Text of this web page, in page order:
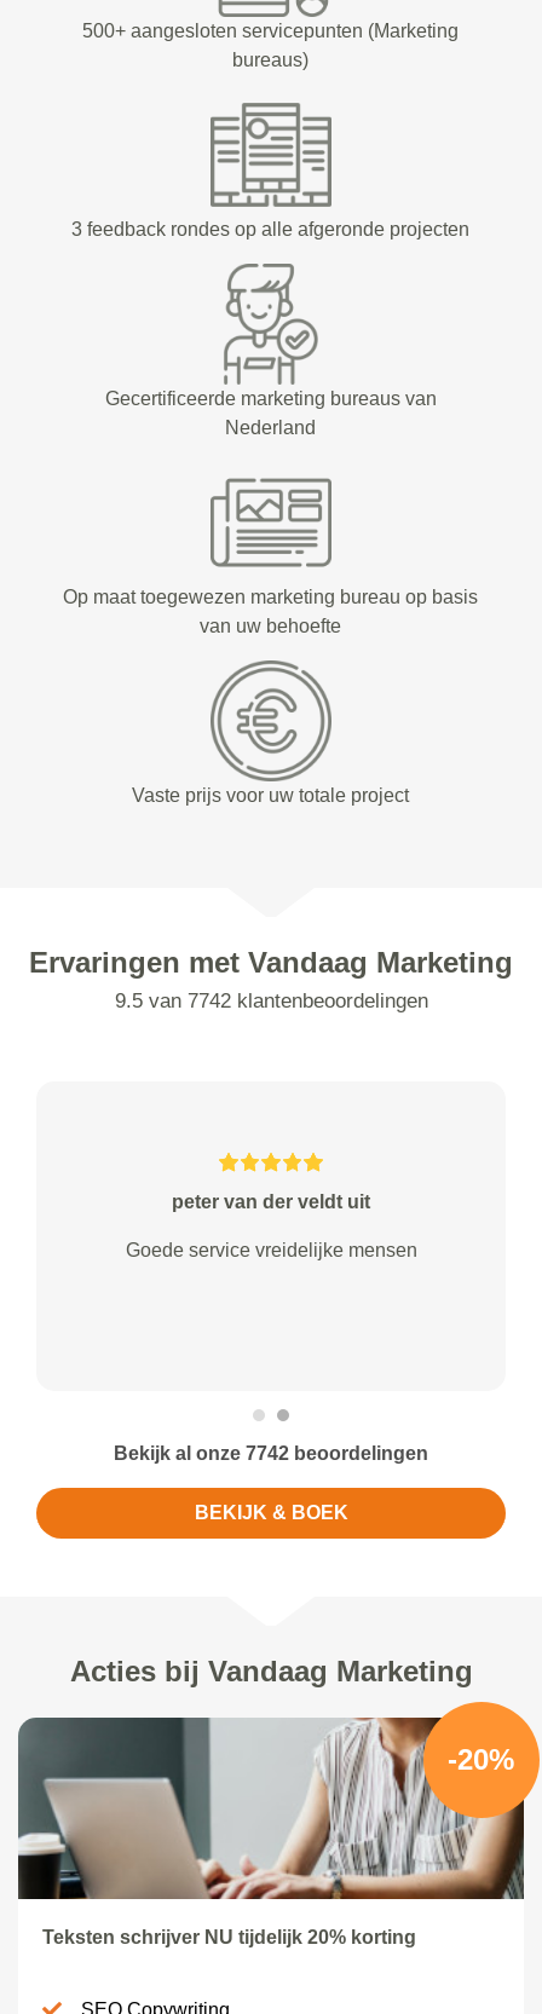
500+ aangesloten servicepunten (Marketing
bureaus)
3 feedback rondes op alle afgeronde projecten
Gecertificeerde marketing bureaus van
Nederland
Op maat toegewezen marketing bureau op basis
van uw behoefte
Vaste prijs voor uw totale project
Ervaringen met Vandaag Marketing
9.5 van 7742 klantenbeoordelingen
peter van der veldt uit
Goede service vreidelijke mensen
Bekijk al onze 7742 beoordelingen
BEKIJK & BOEK
Acties bij Vandaag Marketing
-20%
Teksten schrijver NU tijdelijk 20% korting